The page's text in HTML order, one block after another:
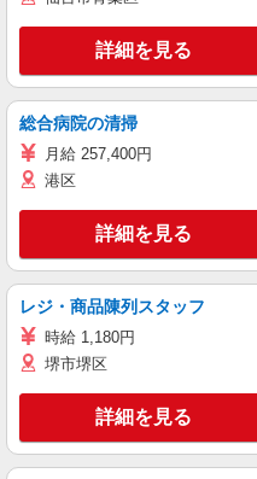
詳細を見る
総合病院の清掃
月給 257,400円
港区
詳細を見る
レジ・商品陳列スタッフ
時給 1,180円
堺市堺区
詳細を見る